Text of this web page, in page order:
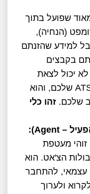
שפועל בתוך
(הנחיה),
למידע שהזנתם
בקבצים
יכול לצאת
החוצה, הוא לא מכיר את ה-ATS שלכם, והוא
שלכם. זהו כלי
–
Agent
):
זוהי מעטפת
הצ'אט. הוא
עצמאי, להתחבר
ולערוך